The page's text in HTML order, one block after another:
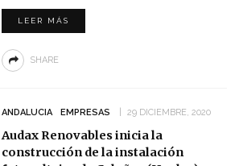
LEER MÁS
SHARE
ANDALUCIA EMPRESAS 29 DICIEMBRE, 2020
Audax Renovables inicia la
construcción de la instalación